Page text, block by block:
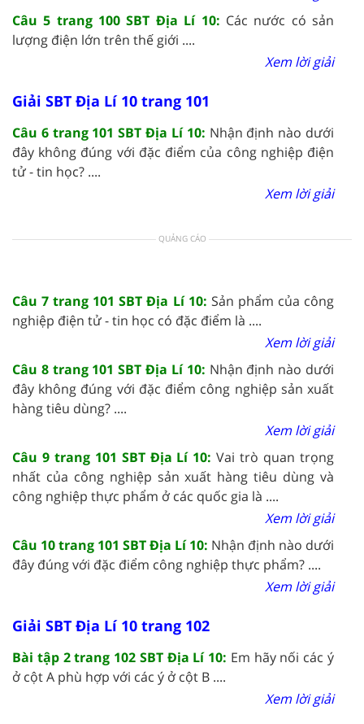
Câu 5 trang 100 SBT Địa Lí 10: Các nước có sản
lượng điện lớn trên thế giới ....
Xem lời giải
Giải SBT Địa Lí 10 trang 101
Câu 6 trang 101 SBT Địa Lí 10: Nhận định nào dưới
đây không đúng với đặc điểm của công nghiệp điện
tử - tin học? ....
Xem lời giải
QUẢNG CÁO
Câu 7 trang 101 SBT Địa Lí 10: Sản phẩm của công
nghiệp điện tử - tin học có đặc điểm là ....
Xem lời giải
Câu 8 trang 101 SBT Địa Lí 10: Nhận định nào dưới
đây không đúng với đặc điểm công nghiệp sản xuất
hàng tiêu dùng? ....
Xem lời giải
Câu 9 trang 101 SBT Địa Lí 10:Vai trò quan trọng
nhất của công nghiệp sản xuất hàng tiêu dùng và
công nghiệp thực phẩm ở các quốc gia là ....
Xem lời giải
Câu 10 trang 101 SBT Địa Lí 10: Nhận định nào dưới
đây đúng với đặc điểm công nghiệp thực phẩm? ....
Xem lời giải
Giải SBT Địa Lí 10 trang 102
Bài tập 2 trang 102 SBT Địa Lí 10: Em hãy nối các ý
ở cột A phù hợp với các ý ở cột B ....
Xem lời giải